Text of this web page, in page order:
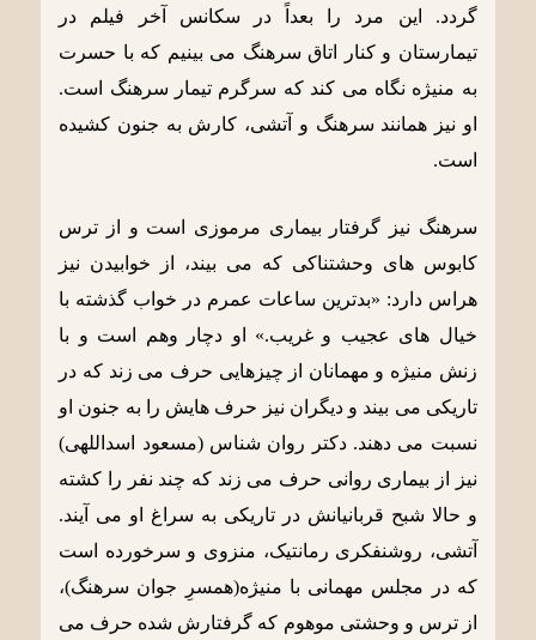
گردد. این مرد را بعداً در سکانس آخر فیلم در
تیمارستان و کنار اتاق سرهنگ می بینیم که با حسرت
به منیژه نگاه می کند که سرگرم تیمار سرهنگ است.
او نیز همانند سرهنگ و آتشی، کارش به جنون کشیده
است.
سرهنگ نیز گرفتار بیماری مرموزی است و از ترس
کابوس های وحشتناکی که می بیند، از خوابیدن نیز
هراس دارد: «بدترین ساعات عمرم در خواب گذشته با
خیال های عجیب و غریب.» او دچار وهم است و با
زنش منیژه و مهمانان از چیزهایی حرف می زند که در
تاریکی می بیند و دیگران نیز حرف هایش را به جنون او
نسبت می دهند. دکتر روان شناس (مسعود اسداللهی)
نیز از بیماری روانی حرف می زند که چند نفر را کشته
و حالا شبح قربانیانش در تاریکی به سراغ او می آیند.
آتشی، روشنفکری رمانتیک، منزوی و سرخورده است
که در مجلس مهمانی با منیژه(همسرِ جوان سرهنگ)،
از ترس و وحشتی موهوم که گرفتارش شده حرف می